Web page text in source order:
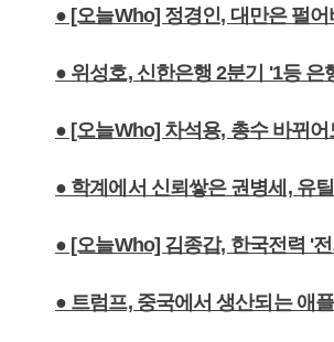
● [오늘Who] 정경인, 대만은 펄
● 위성호, 신한은행 2분기 '1등
● [오늘Who] 차석용, 총수 바뀌
● 학계에서 신뢰쌓은 권병세, 유
● [오늘Who] 김종갑, 한국전력 '
● 트럼프, 중국에서 생산되는 애